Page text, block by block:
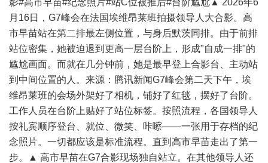
影#高市早苗#纪念照片#站C位被推后#台阶尴尬▲ 2026年6
月16日，G7峰会在法国埃维昂莱班拍摄领导人大合影。高
市早苗站在第二排最左侧位置，与身后默茨同排。由于前排
站位密集，她被迫退到更高一层台阶上，形成"自成一排"的
尴尬画面。而就在几分钟前，她是最早登上合影台、主动站
到中间位置的人。来源：腾讯新闻G7峰会第二天下午，埃
维昂莱班的会场外架好了相机，铺好了红毯，摆好了台阶。
工作人员在台阶上贴好了站位标签。按照流程，各国领导人
按礼宾顺序登台、就位、微笑、咔嚓——一张用于存档的纪
念照片。一切都应该是标准流程。直到高市早苗走出了第一
步。▲ 高市早苗在G7合影现场独自站立。在其他领导人还